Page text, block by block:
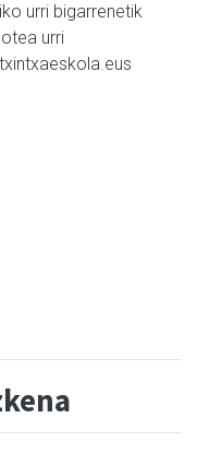
urri bigarrenetik
urri